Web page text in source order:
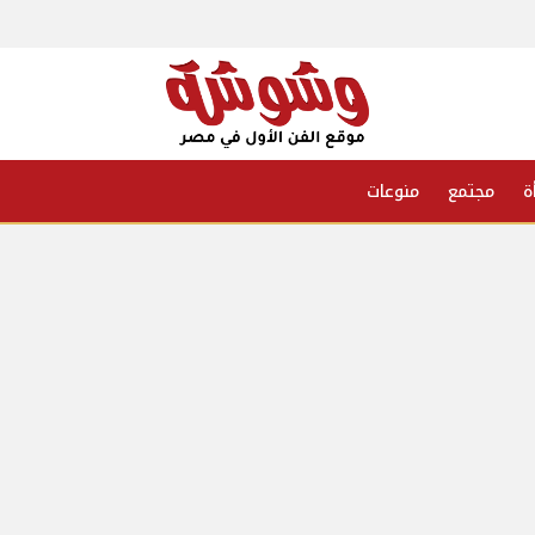
مجتمع منوعات